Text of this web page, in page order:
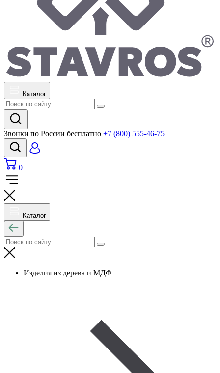
Каталог
Звонки по России бесплатно +7 (800) 555-46-75
0
Каталог
Изделия из дерева и МДФ